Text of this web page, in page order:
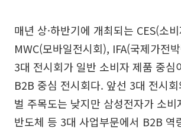
매년 상·하반기에 개최되는 CES(소
MWC(모바일전시회), IFA(국제가전
3대 전시회가 일반 소비자 제품 중심
B2B 중심 전시회다. 앞선 3대 전시
벌 주목도는 낮지만 삼성전자가 소비
반도체 등 3대 사업부문에서 B2B 역